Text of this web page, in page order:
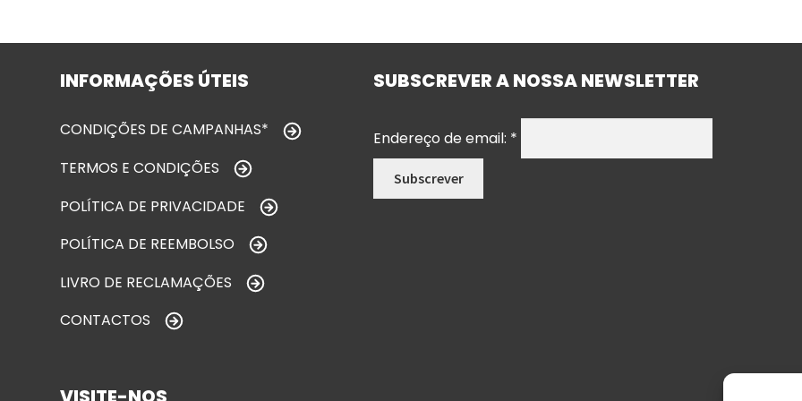
INFORMAÇÕES ÚTEIS
CONDIÇÕES DE CAMPANHAS*
TERMOS E CONDIÇÕES
POLÍTICA DE PRIVACIDADE
POLÍTICA DE REEMBOLSO
LIVRO DE RECLAMAÇÕES
CONTACTOS
SUBSCREVER A NOSSA NEWSLETTER
Endereço de email: *